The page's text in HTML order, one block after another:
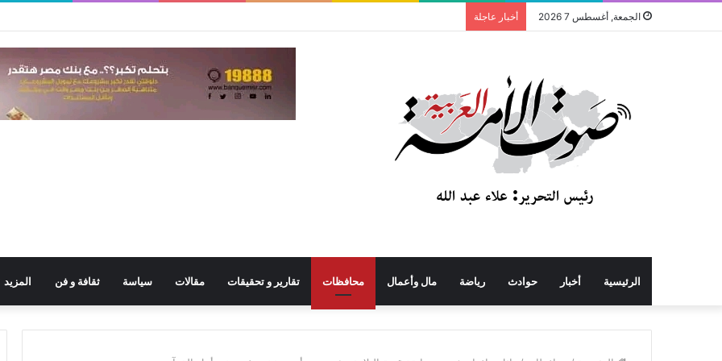
الجمعة, أغسطس 7 2026 أخبار عاجلة
الرئيسية أخبار حوادث رياضة مال وأعمال محافظات تقارير و تحقيقات مقالات سياسة ثقافة و فن المزيد